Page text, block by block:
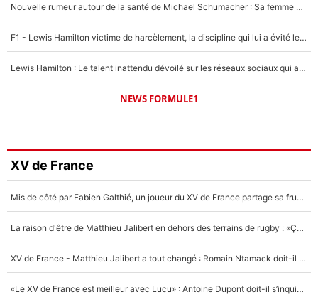
Nouvelle rumeur autour de la santé de Michael Schumacher : Sa femme Corinna sort du silence
F1 - Lewis Hamilton victime de harcèlement, la discipline qui lui a évité le pire : «J'aurais probablement mal tourné»
Lewis Hamilton : Le talent inattendu dévoilé sur les réseaux sociaux qui a impressionné Kim Kardashian pendant leurs vacances en amoureux !
NEWS FORMULE1
XV de France
Mis de côté par Fabien Galthié, un joueur du XV de France partage sa frustration : «ils ne me l’ont pas dit tout de suite»
La raison d'être de Matthieu Jalibert en dehors des terrains de rugby : «Ça m'atteint autant que si tu touches à un membre de ma famille»
XV de France - Matthieu Jalibert a tout changé : Romain Ntamack doit-il s’inquiéter pour sa place à un an de la Coupe du monde ?
«Le XV de France est meilleur avec Lucu» : Antoine Dupont doit-il s’inquiéter pour sa place ?